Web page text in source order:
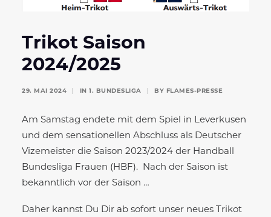
Trikot Saison
2024/2025
29. MAI 2024 IN 1. BUNDESLIGA BY FLAMES-PRESSE
Am Samstag endete mit dem Spiel in Leverkusen
und dem sensationellen Abschluss als Deutscher
Vizemeister die Saison 2023/2024 der Handball
Bundesliga Frauen (HBF). Nach der Saison ist
bekanntlich vor der Saison …
Daher kannst Du Dir ab sofort unser neues Trikot